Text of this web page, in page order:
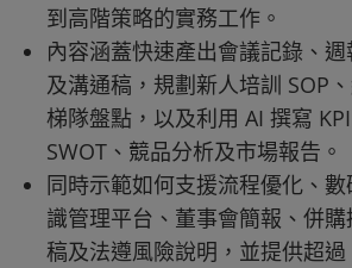
到高階策略的實務工作。
內容涵蓋快速產出會議記錄、
及溝通稿，規劃新人培訓 SOP
梯隊盤點，以及利用 AI 撰寫 KPI
SWOT、競品分析及市場報告。
同時示範如何支援流程優化、
識管理平台、董事會簡報、併
稿及法遵風險說明，並提供超